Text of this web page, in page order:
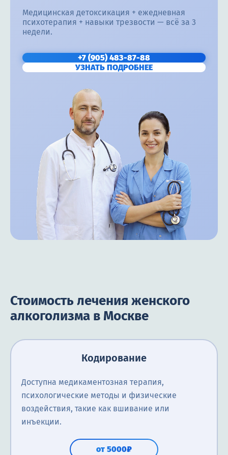
Медицинская детоксикация + ежедневная
психотерапия + навыки трезвости — всё за 3
недели.
+7 (905) 483-87-88
УЗНАТЬ ПОДРОБНЕЕ
Стоимость лечения женского
алкоголизма в Москве
Кодирование
Доступна медикаментозная терапия,
психологические методы и физические
воздействия, такие как вшивание или
инъекции.
от 5000₽